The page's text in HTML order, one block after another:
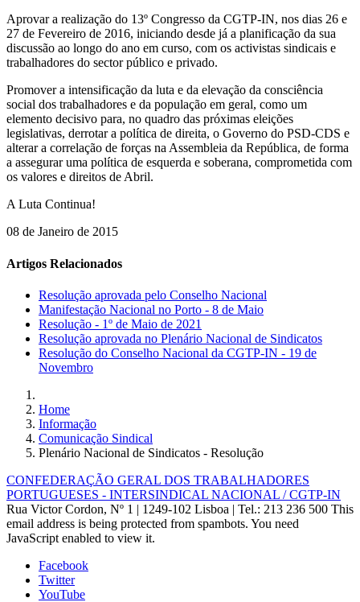
Aprovar a realização do 13º Congresso da CGTP-IN, nos dias 26 e
27 de Fevereiro de 2016, iniciando desde já a planificação da sua
discussão ao longo do ano em curso, com os activistas sindicais e
trabalhadores do sector público e privado.
Promover a intensificação da luta e da elevação da consciência
social dos trabalhadores e da população em geral, como um
elemento decisivo para, no quadro das próximas eleições
legislativas, derrotar a política de direita, o Governo do PSD-CDS e
alterar a correlação de forças na Assembleia da República, de forma
a assegurar uma política de esquerda e soberana, comprometida com
os valores e direitos de Abril.
A Luta Continua!
08 de Janeiro de 2015
Artigos Relacionados
Resolução aprovada pelo Conselho Nacional
Manifestação Nacional no Porto - 8 de Maio
Resolução - 1º de Maio de 2021
Resolução aprovada no Plenário Nacional de Sindicatos
Resolução do Conselho Nacional da CGTP-IN - 19 de
Novembro
Home
Informação
Comunicação Sindical
Plenário Nacional de Sindicatos - Resolução
CONFEDERAÇÃO GERAL DOS TRABALHADORES
PORTUGUESES - INTERSINDICAL NACIONAL / CGTP-IN
Rua Victor Cordon, Nº 1 | 1249-102 Lisboa | Tel.: 213 236 500 This
email address is being protected from spambots. You need
JavaScript enabled to view it.
Facebook
Twitter
YouTube